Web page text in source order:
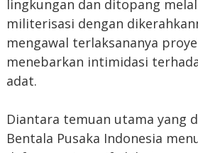
lingkungan dan ditopang
militerisasi dengan
mengawal terlaksananya
menebarkan intimidasi
adat.
Diantara temuan utama yang
Bentala Pusaka Indonesia